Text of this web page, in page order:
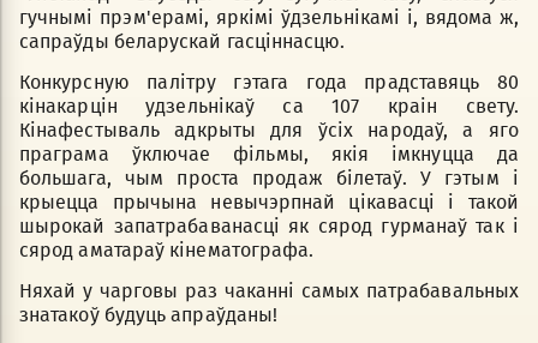
гучнымі прэм'ерамі, яркімі ўдзельнікамі і, вядома ж,
сапраўды беларускай гасціннасцю.
Конкурсную палітру гэтага года прадставяць 80
кінакарцін удзельнікаў са 107 краін свету.
Кінафестываль адкрыты для ўсіх народаў, а яго
праграма ўключае фільмы, якія імкнуцца да
большага, чым проста продаж білетаў. У гэтым і
крыецца прычына невычэрпнай цікавасці і такой
шырокай запатрабаванасці як сярод гурманаў так і
сярод аматараў кінематографа.
Няхай у чарговы раз чаканні самых патрабавальных
знатакоў будуць апраўданы!